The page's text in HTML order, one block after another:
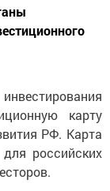
карту
РФ. Карта
российских